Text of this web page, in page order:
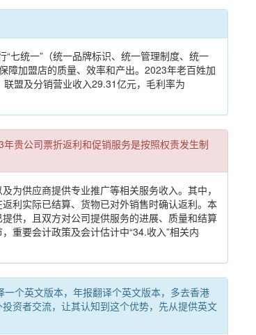
七统一”（统一品牌标识、统一管理制度、统一
障加盟店的质量、效率和产出。2023年老百姓加
盟及分销营业收入29.31亿元，毛利率为
贵公司票折返利和促销服务是按照权责发生制
为供应商提供专业推广等相关服务收入。其中，
利实际已结算、货物已对外销售时确认返利。本
供，且双方对公司提供服务的进展、质量和结算
重要会计政策及会计估计中“34.收入”相关内
个英文版本，年报翻译个英文版本，多去香港
资者交流，让其认知到这个优势，先从提供英文